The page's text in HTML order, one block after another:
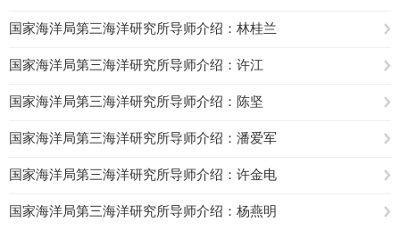
国家海洋局第三海洋研究所导师介绍：林桂兰
国家海洋局第三海洋研究所导师介绍：许江
国家海洋局第三海洋研究所导师介绍：陈坚
国家海洋局第三海洋研究所导师介绍：潘爱军
国家海洋局第三海洋研究所导师介绍：许金电
国家海洋局第三海洋研究所导师介绍：杨燕明